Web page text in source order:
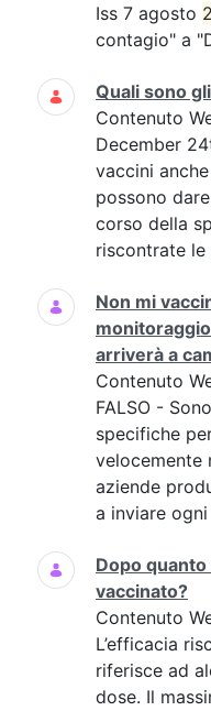
Iss 7 agosto
contagio" a
Quali sono
Contenuto
December
vaccini
possono
corso della
riscontrate le
Non mi
arriverà a
Contenuto
FALSO -
specifiche
velocemente
aziende
a inviare
Dopo
vaccinato?
Contenuto
L’efficacia
riferisce ad
dose. Il